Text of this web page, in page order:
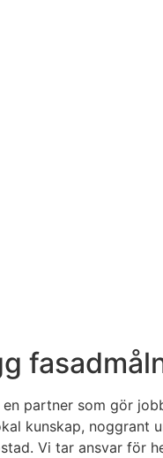
partner som gör
kunskap,
Vi tar ansvar för